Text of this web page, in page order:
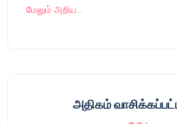
மேலும் அறிய…
அதிகம்